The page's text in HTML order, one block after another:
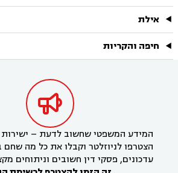
אילת
חיפה והקריות

המידע המשפטי שחשוב לדעת – ישירות
הצטרפו לניוזלטר וקבלו את כל מה
עדכונים, פסקי דין חשובים וניתוחים